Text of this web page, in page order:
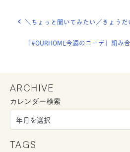
＼ちょっと聞いてみたい／きょうだいゲンカが
ARCHIVE
カレンダー検索
TAGS